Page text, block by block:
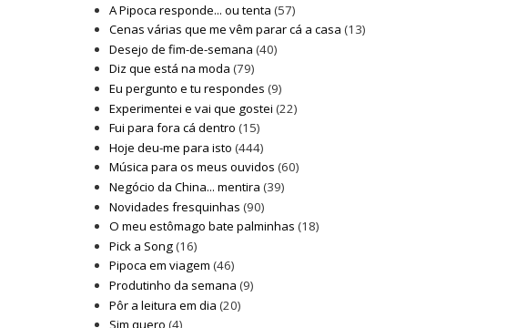
A Pipoca responde... ou tenta (57)
Cenas várias que me vêm parar cá a casa (13)
Desejo de fim-de-semana (40)
Diz que está na moda (79)
Eu pergunto e tu respondes (9)
Experimentei e vai que gostei (22)
Fui para fora cá dentro (15)
Hoje deu-me para isto (444)
Música para os meus ouvidos (60)
Negócio da China... mentira (39)
Novidades fresquinhas (90)
O meu estômago bate palminhas (18)
Pick a Song(16)
Pipoca em viagem (46)
Produtinho da semana (9)
Pôr a leitura em dia (20)
Sim quero (4)